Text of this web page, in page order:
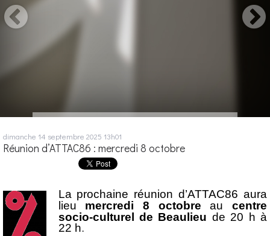
dimanche 14 septembre 2025 13h01
Réunion d’ATTAC86 : mercredi 8 octobre
La prochaine réunion d’ATTAC86 aura
lieu mercredi 8 octobre aucentre
socio-culturel de Beaulieu de 20 h à
22 h.